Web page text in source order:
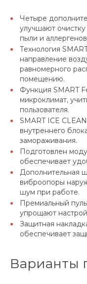
Четыре
улучшают
пыли и
Технология
направление
равномерного
помещению.
Функция SMART
микроклимат,
пользователя.
SMART ICE
внутреннего
замораживания.
Подготовлен
обеспечивает
Дополнительная
виброопоры
шум при работе.
Премиальный
упрощают
Защитная
обеспечивает
Варианты